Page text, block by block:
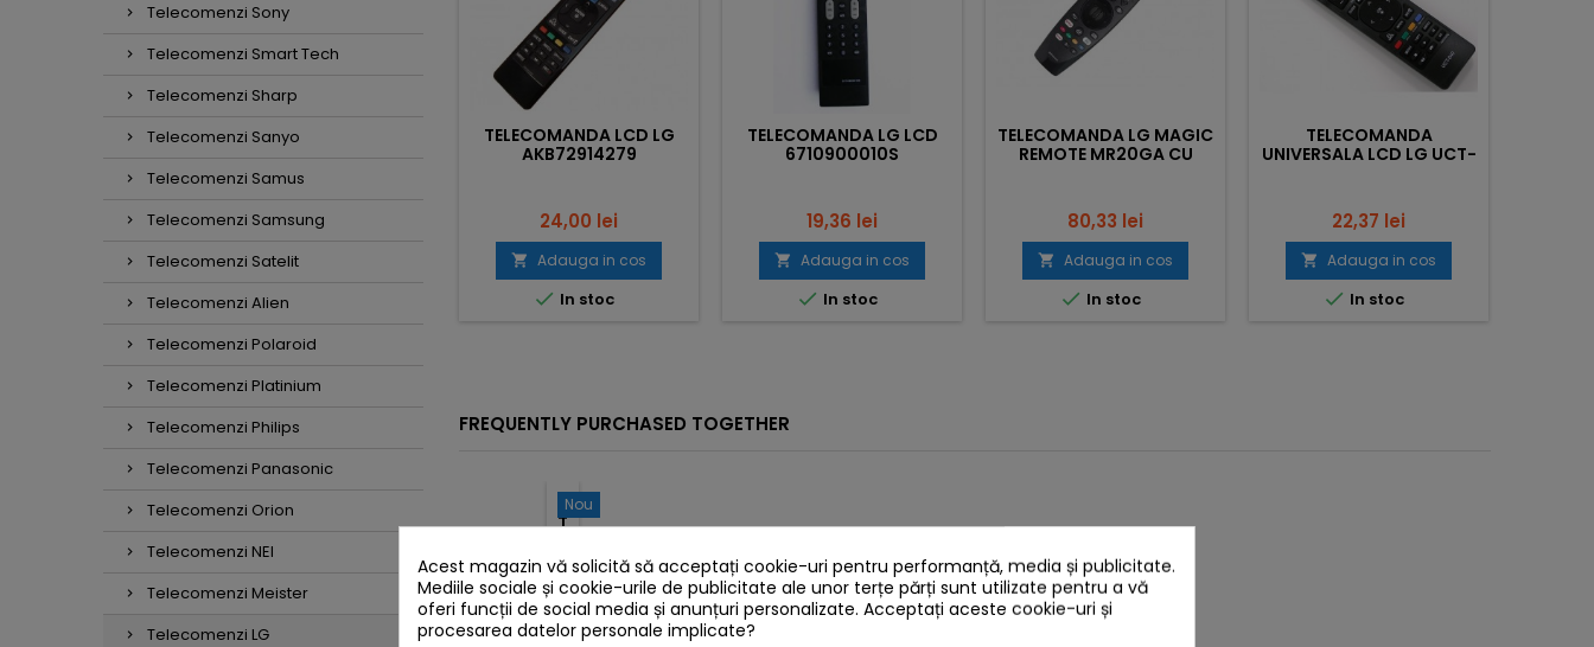
Telecomenzi Sony
Telecomenzi Smart Tech
Telecomenzi Sharp
Telecomenzi Sanyo
Telecomenzi Samus
Telecomenzi Samsung
Telecomenzi Satelit
Telecomenzi Alien
Telecomenzi Polaroid
Telecomenzi Platinium
Telecomenzi Philips
Telecomenzi Panasonic
Telecomenzi Orion
Telecomenzi NEI
Telecomenzi Meister
Telecomenzi LG
TELECOMANDA LCD LG
AKB72914279
Pret
24,00 lei
 Adauga in cos
 In stoc
TELECOMANDA LG LCD
6710900010S
Pret
19,36 lei
 Adauga in cos
 In stoc
TELECOMANDA LG MAGIC
REMOTE MR20GA CU
Pret
80,33 lei
 Adauga in cos
 In stoc
TELECOMANDA
UNIVERSALA LCD LG UCT-
Pret
22,37 lei
 Adauga in cos
 In stoc
FREQUENTLY PURCHASED TOGETHER
Nou
TELECOMANDA
LG
AKB72914279
Pret
24,00 lei
Acest magazin vă solicită să acceptați cookie-uri pentru performanță, media și publicitate.
Mediile sociale și cookie-urile de publicitate ale unor terțe părți sunt utilizate pentru a vă
oferi funcții de social media și anunțuri personalizate. Acceptați aceste cookie-uri și
procesarea datelor personale implicate?